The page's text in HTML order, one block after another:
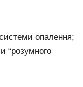
опалення;
“розумного